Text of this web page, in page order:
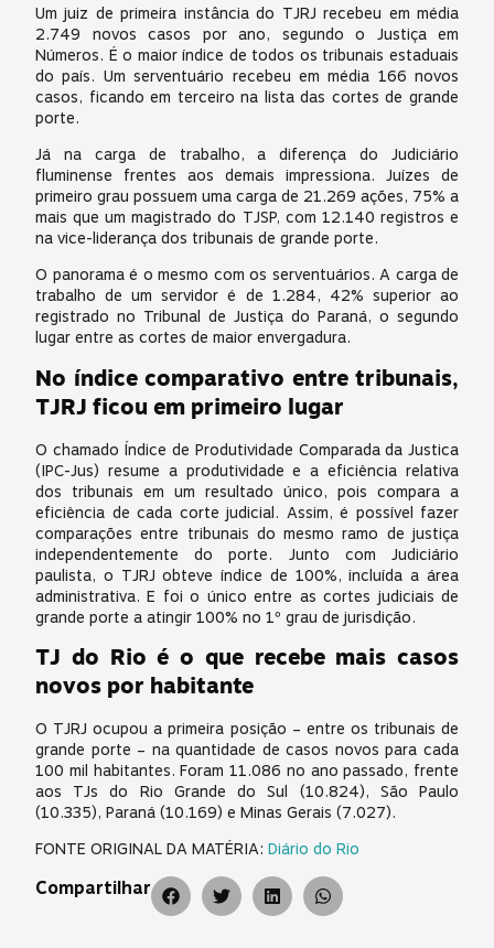
Um juiz de primeira instância do TJRJ recebeu em média
2.749 novos casos por ano, segundo o Justiça em
Números. É o maior índice de todos os tribunais estaduais
do país. Um serventuário recebeu em média 166 novos
casos, ficando em terceiro na lista das cortes de grande
porte.
Já na carga de trabalho, a diferença do Judiciário
fluminense frentes aos demais impressiona. Juízes de
primeiro grau possuem uma carga de 21.269 ações, 75% a
mais que um magistrado do TJSP, com 12.140 registros e
na vice-liderança dos tribunais de grande porte.
O panorama é o mesmo com os serventuários. A carga de
trabalho de um servidor é de 1.284, 42% superior ao
registrado no Tribunal de Justiça do Paraná, o segundo
lugar entre as cortes de maior envergadura.
No índice comparativo entre tribunais,
TJRJ ficou em primeiro lugar
O chamado Índice de Produtividade Comparada da Justica
(IPC-Jus) resume a produtividade e a eficiência relativa
dos tribunais em um resultado único, pois compara a
eficiência de cada corte judicial. Assim, é possível fazer
comparações entre tribunais do mesmo ramo de justiça
independentemente do porte. Junto com Judiciário
paulista, o TJRJ obteve índice de 100%, incluída a área
administrativa. E foi o único entre as cortes judiciais de
grande porte a atingir 100% no 1º grau de jurisdição.
TJ do Rio é o que recebe mais casos
novos por habitante
O TJRJ ocupou a primeira posição – entre os tribunais de
grande porte – na quantidade de casos novos para cada
100 mil habitantes. Foram 11.086 no ano passado, frente
aos TJs do Rio Grande do Sul (10.824), São Paulo
(10.335), Paraná (10.169) e Minas Gerais (7.027).
FONTE ORIGINAL DA MATÉRIA: Diário do Rio
Compartilhar